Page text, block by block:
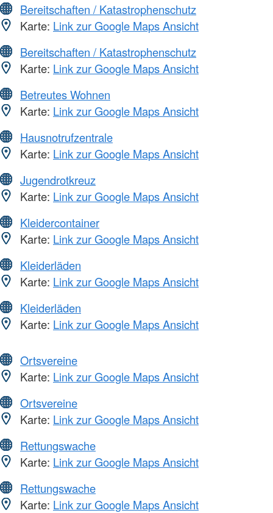
Bereitschaften / Katastrophenschutz
Karte: Link zur Google Maps Ansicht
Bereitschaften / Katastrophenschutz
Karte: Link zur Google Maps Ansicht
Betreutes Wohnen
Karte: Link zur Google Maps Ansicht
Hausnotrufzentrale
Karte: Link zur Google Maps Ansicht
Jugendrotkreuz
Karte: Link zur Google Maps Ansicht
Kleidercontainer
Karte: Link zur Google Maps Ansicht
Kleiderläden
Karte: Link zur Google Maps Ansicht
Kleiderläden
Karte: Link zur Google Maps Ansicht
Ortsvereine
Karte: Link zur Google Maps Ansicht
Ortsvereine
Karte: Link zur Google Maps Ansicht
Rettungswache
Karte: Link zur Google Maps Ansicht
Rettungswache
Karte: Link zur Google Maps Ansicht